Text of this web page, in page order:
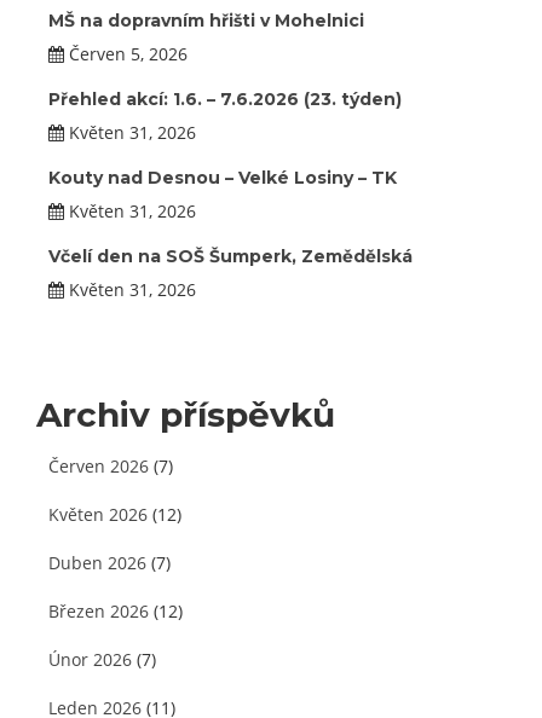
MŠ na dopravním hřišti v Mohelnici
Červen 5, 2026
Přehled akcí: 1.6. – 7.6.2026 (23. týden)
Květen 31, 2026
Kouty nad Desnou – Velké Losiny – TK
Květen 31, 2026
Včelí den na SOŠ Šumperk, Zemědělská
Květen 31, 2026
Archiv příspěvků
Červen 2026 (7)
Květen 2026 (12)
Duben 2026 (7)
Březen 2026 (12)
Únor 2026 (7)
Leden 2026 (11)